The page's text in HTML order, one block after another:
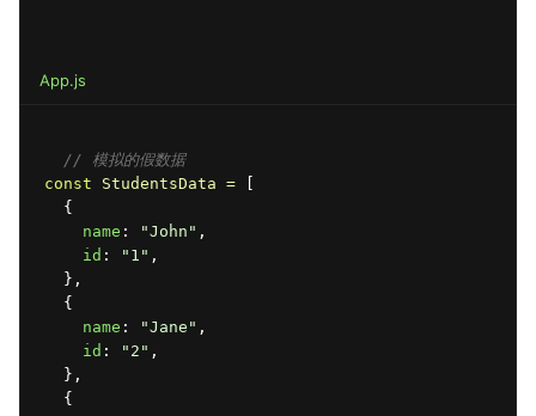
App.js
// 模拟的假数据
const
StudentsData =
{
name : "John" ,
id : "1" ,
} ,
{
name : "Jane" ,
id : "2" ,
} ,
{